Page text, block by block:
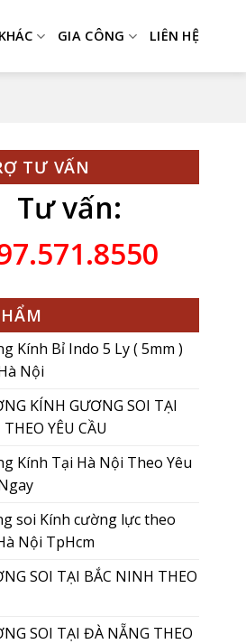
KHÁC GIA CÔNG LIÊN HỆ
TƯ VẤN
Tư vấn:
Kính Bỉ Indo 5 Ly ( 5mm )
Nội
KÍNH GƯƠNG SOI TẠI
YÊU CẦU
Kính Tại Hà Nội Theo Yêu
soi Kính cường lực theo
Nội TpHcm
SOI TẠI BẮC NINH THEO
SOI TẠI ĐÀ NẴNG THEO